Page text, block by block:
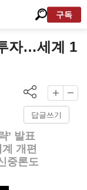
구독
자…세계 1
답글쓰기
’ 발표
개편
중론도